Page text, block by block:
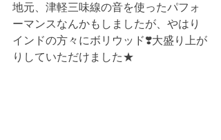
地元、津軽三味線の音を使ったパフォ
ーマンスなんかもしましたが、やはり
インドの方々にボリウッド❣️大盛り上が
りしていただけました★